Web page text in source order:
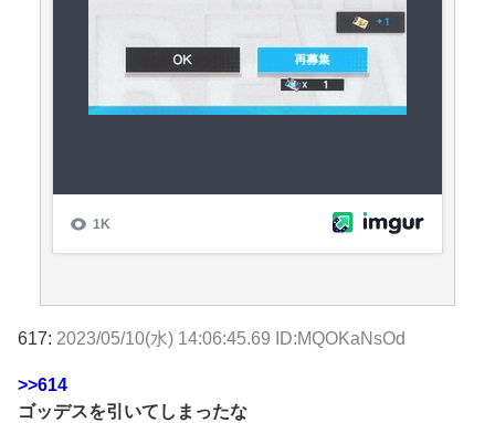
617: 2023/05/10(水) 14:06:45.69 ID:MQOKaNsOd
>>614
ゴッデスを引いてしまったな